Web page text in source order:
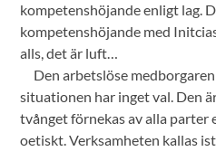
kompetenshöjande enligt lag.
kompetenshöjande med
alls, det är luft…
Den arbetslöse
situationen har inget val. Den
tvånget förnekas av alla parter
oetiskt. Verksamheten kallas